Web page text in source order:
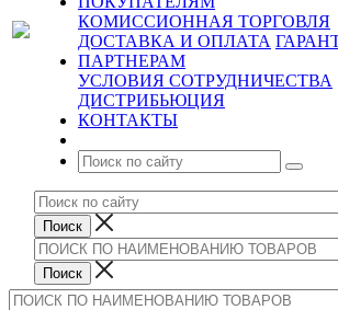
КОМИССИОННАЯ ТОРГОВЛЯ
ДОСТАВКА И ОПЛАТА
ПАРТНЕРАМ
УСЛОВИЯ СОТРУДНИЧЕСТВА
ДИСТРИБЬЮЦИЯ
КОНТАКТЫ